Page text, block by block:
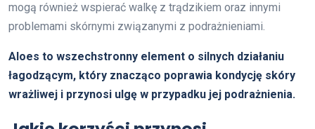
mogą również wspierać walkę z trądzikiem oraz innymi
problemami skórnymi związanymi z podrażnieniami.
Aloes to wszechstronny element o silnych działaniu
łagodzącym, który znacząco poprawia kondycję skóry
wrażliwej i przynosi ulgę w przypadku jej podrażnienia.